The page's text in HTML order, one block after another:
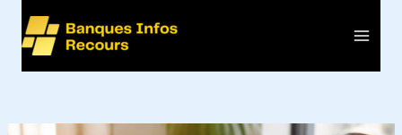
contenu